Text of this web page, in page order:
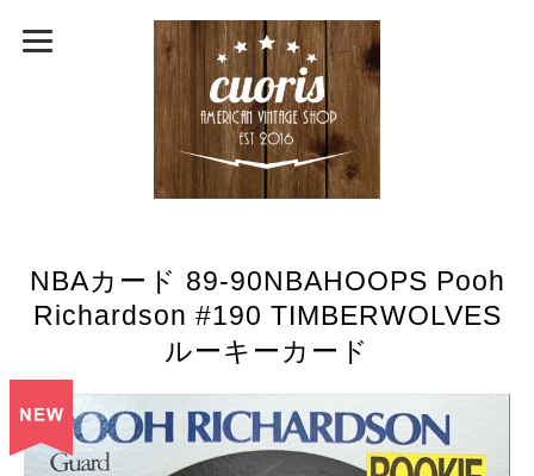
NBAカード 89-90NBAHOOPS Pooh
Richardson #190 TIMBERWOLVES
ルーキーカード